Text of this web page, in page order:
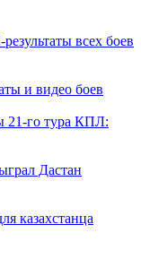
всех боев
и видео боев
21-го тура КПЛ:
Дастан
казахстанца